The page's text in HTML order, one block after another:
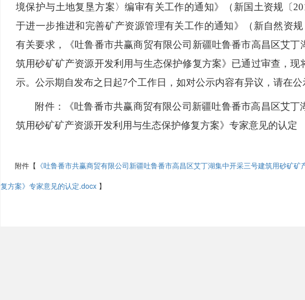
境保护与土地复垦方案〉编审有关工作的通知》（新国土资规〔
于进一步推进和完善矿产资源管理有关工作的通知》（新自然资规
有关要求，《吐鲁番市共赢商贸有限公司新疆吐鲁番市高昌区艾丁
筑用砂矿矿产资源开发利用与生态保护修复方案》已通过审查，现
示。公示期自发布之日起7个工作日，如对公示内容有异议，请在公
附件：《吐鲁番市共赢商贸有限公司新疆吐鲁番市高昌区艾丁
筑用砂矿矿产资源开发利用与生态保护修复方案》专家意见的认定
附件【 《吐鲁番市共赢商贸有限公司新疆吐鲁番市高昌区艾丁湖集中开采三号建筑用砂矿
复方案》专家意见的认定.docx 】